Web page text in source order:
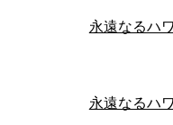
永遠なるハ
永遠なるハ